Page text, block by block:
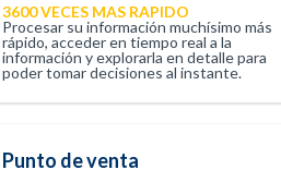
3600 VECES MAS RAPIDO
Procesar su información muchísimo más
rápido, acceder en tiempo real a la
información y explorarla en detalle para
poder tomar decisiones al instante.
Punto de venta